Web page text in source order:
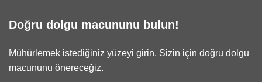
Doğru dolgu macununu bulun!
Mühürlemek istediğiniz yüzeyi girin. Sizin için doğru dolgu
macununu önereceğiz.